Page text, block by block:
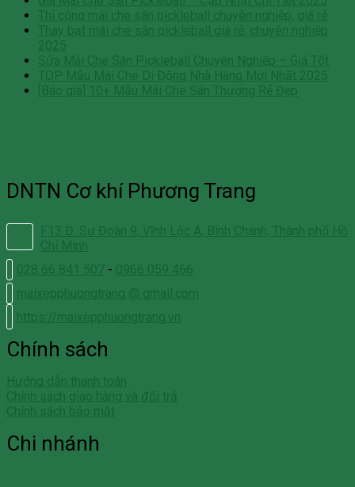
Thi công mái che sân pickleball chuyên nghiệp, giá rẻ
Thay bạt mái che sân pickleball giá rẻ, chuyên nghiệp
2025
Sửa Mái Che Sân Pickleball Chuyên Nghiệp – Giá Tốt
TOP Mẫu Mái Che Di Động Nhà Hàng Mới Nhất 2025
[Báo giá] 10+ Mẫu Mái Che Sân Thượng Rẻ Đẹp
DNTN Cơ khí Phương Trang
F13 Đ. Sư Đoàn 9, Vĩnh Lộc A, Bình Chánh, Thành phố Hồ
Chí Minh
028 66 841 507 - 0966 059 466
maixepphuongtrang @ gmail.com
https://maixepphuongtrang.vn
Chính sách
Hướng dẫn thanh toán
Chính sách giao hàng và đổi trả
Chính sách bảo mật
Chi nhánh